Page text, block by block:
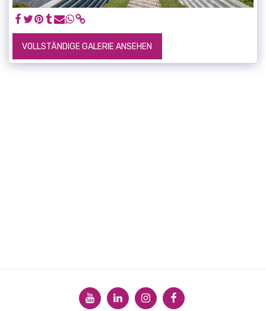
VOLLSTÄNDIGE GALERIE ANSEHEN